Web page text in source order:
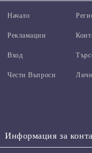
Начало
Рекламации
Вход
Чести Въпроси
Информация за